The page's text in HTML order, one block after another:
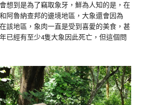
想到是為了竊取象牙，鮮為人知的是，在
阿魯納查邦的邊境地區，大象還會因為
該地區，象肉一直是受到喜愛的美食，甚
已經有至少4隻大象因此死亡，但這個問